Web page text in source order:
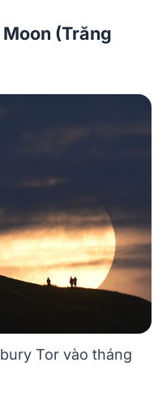
(Trăng
Tor vào tháng